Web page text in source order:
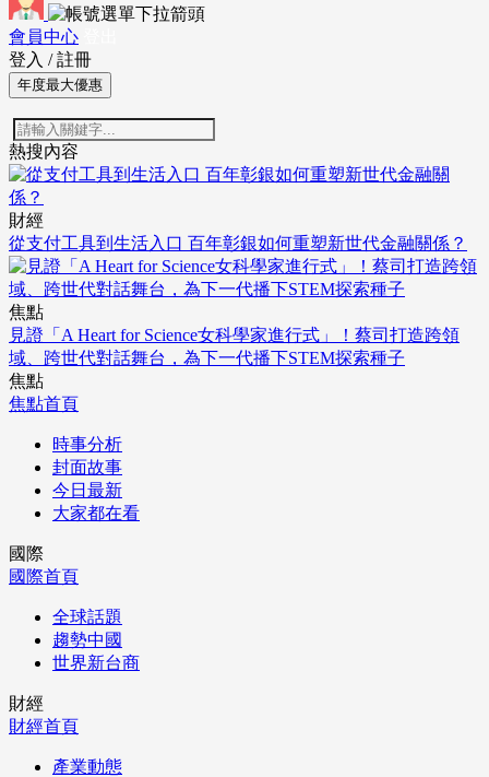
會員中心
登入 / 註冊
年度最大優惠
熱搜內容
財經
從支付工具到生活入口 百年彰銀如何重塑新世代金融關係？
焦點
見證「A Heart for Science女科學家進行式」！蔡司打造跨領
域、跨世代對話舞台，為下一代播下STEM探索種子
焦點
焦點首頁
時事分析
封面故事
今日最新
大家都在看
國際
國際首頁
全球話題
趨勢中國
世界新台商
財經
財經首頁
產業動態